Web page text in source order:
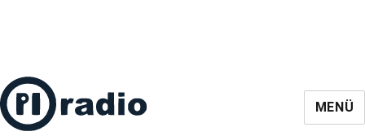
MENÜ